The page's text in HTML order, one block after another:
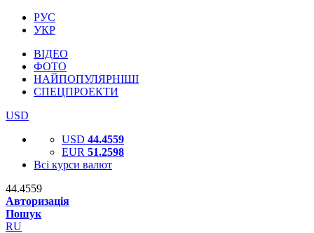
РУС
УКР
ВІДЕО
ФОТО
НАЙПОПУЛЯРНІШІ
СПЕЦПРОЕКТИ
USD
USD 44.4559
EUR 51.2598
Всі курси валют
44.4559
Авторизація
Пошук
RU